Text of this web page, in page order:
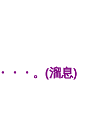
・・。(溜息)